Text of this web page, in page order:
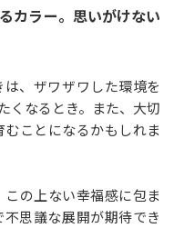
カラー。思いがけない
、ザワザワした環境を
くなるとき。また、大切
ことになるかもしれま
の上ない幸福感に包ま
思議な展開が期待でき